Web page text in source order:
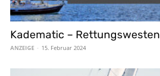
Kadematic – Rettungswesten
ANZEIGE - 15. Februar 2024